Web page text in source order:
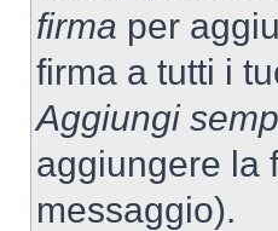
firma per
firma a tutti i
Aggiungi
aggiungere la
messaggio).